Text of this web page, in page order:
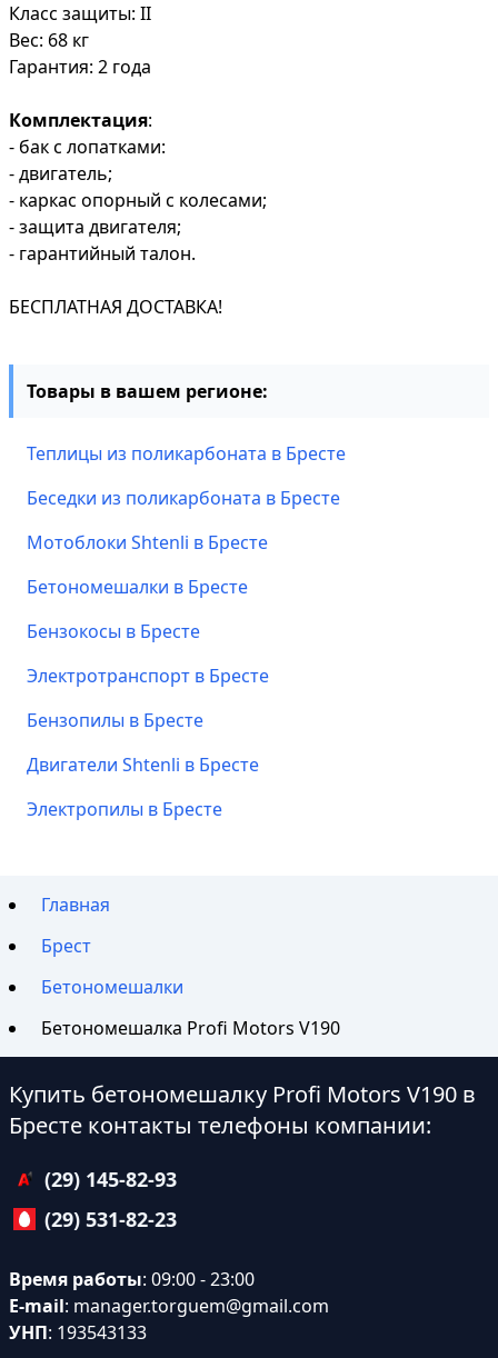
Класс защиты: II
Вес: 68 кг
Гарантия: 2 года
Комплектация:
- бак с лопатками:
- двигатель;
- каркас опорный с колесами;
- защита двигателя;
- гарантийный талон.
БЕСПЛАТНАЯ ДОСТАВКА!
Товары в вашем регионе:
Теплицы из поликарбоната в Бресте
Беседки из поликарбоната в Бресте
Мотоблоки Shtenli в Бресте
Бетономешалки в Бресте
Бензокосы в Бресте
Электротранспорт в Бресте
Бензопилы в Бресте
Двигатели Shtenli в Бресте
Электропилы в Бресте
Главная
Брест
Бетономешалки
Бетономешалка Profi Motors V190
Купить бетономешалку Profi Motors V190 в
Бресте контакты телефоны компании:
(29) 145-82-93
(29) 531-82-23
Время работы: 09:00 - 23:00
E-mail: manager.torguem@gmail.com
УНП: 193543133